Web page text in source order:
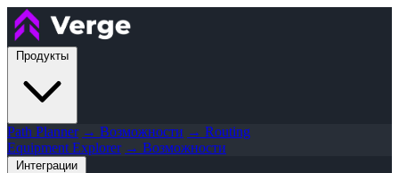
Продукты
Path Planner → Возможности → Routing
Equipment Explorer → Возможности
Интеграции